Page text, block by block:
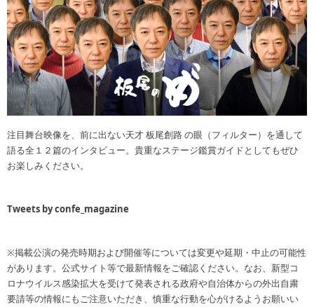
注目舞台映像を、前に出ない天才 板尾創路 の眼（フィルター）を通して
語る全１２篇のインタビュー。貴重なステージ鑑賞ガイドとしてもぜひ
お楽しみください。
Tweets by confe_magazine
※掲載公演の発売時期および開催等については変更や延期・中止の可能性
があります。公式サイト等で最新情報をご確認ください。なお、新型コ
ロナウイルス感染拡大を受けて発表される政府や自治体からの外出自粛
要請等の情報にもご注意いただき、慎重な行動を心がけるようお願いい